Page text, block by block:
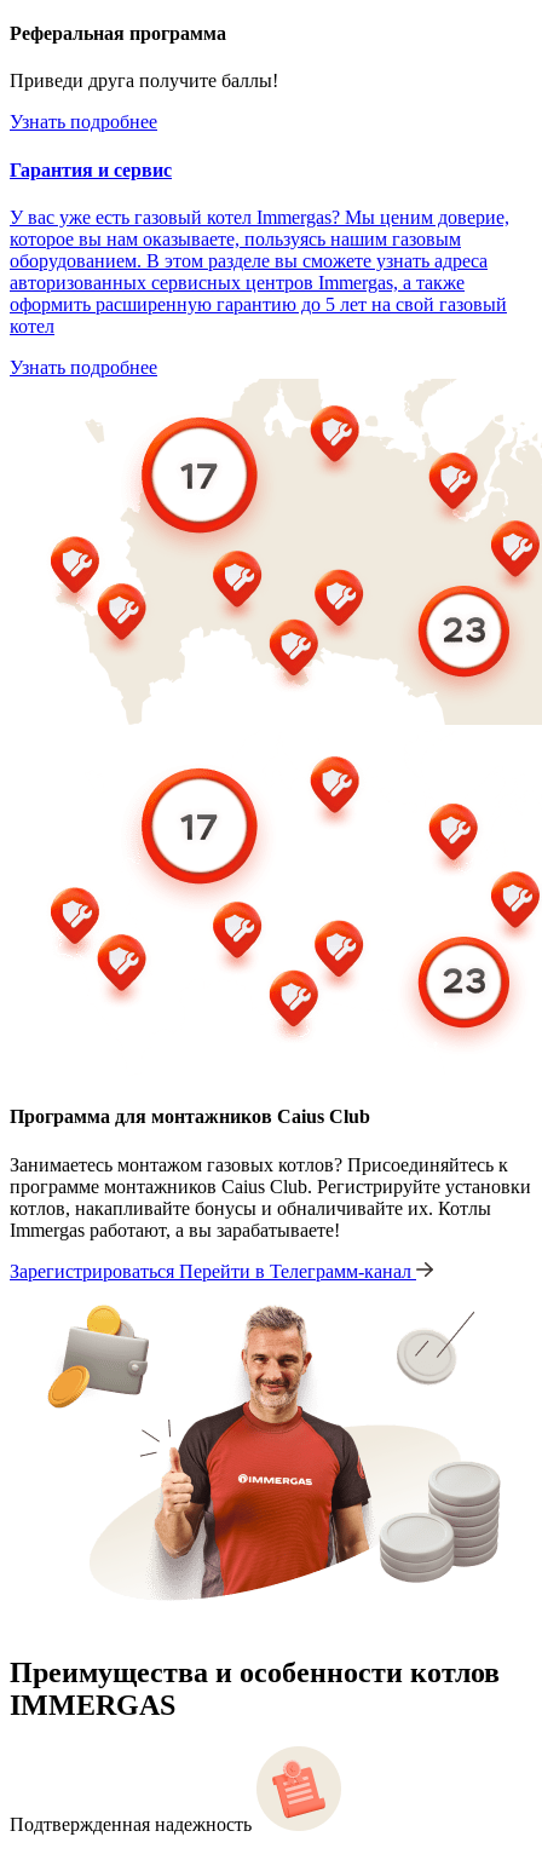
Реферальная программа
Приведи друга получите баллы!
Узнать подробнее
Гарантия и сервис
У вас уже есть газовый котел Immergas? Мы ценим доверие,
которое вы нам оказываете, пользуясь нашим газовым
оборудованием. В этом разделе вы сможете узнать адреса
авторизованных сервисных центров Immergas, а также
оформить расширенную гарантию до 5 лет на свой газовый
котел
Узнать подробнее
Программа для монтажников Caius Club
Занимаетесь монтажом газовых котлов? Присоединяйтесь к
программе монтажников Caius Club. Регистрируйте установки
котлов, накапливайте бонусы и обналичивайте их. Котлы
Immergas работают, а вы зарабатываете!
Зарегистрироваться Перейти в Телеграмм-канал
Преимущества и особенности котлов
IMMERGAS
Подтвержденная надежность